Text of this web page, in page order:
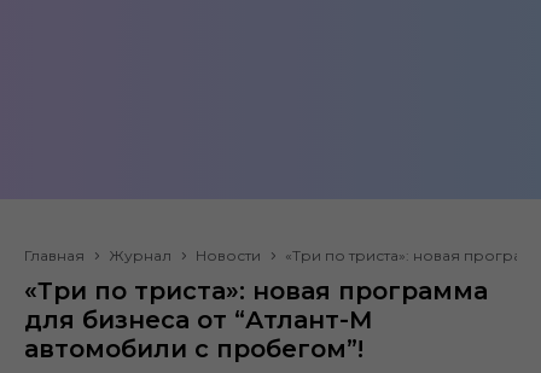
Главная Журнал Новости «Три по триста»: новая
«Три по триста»: новая программа
для бизнеса от “Атлант-М
автомобили с пробегом”!